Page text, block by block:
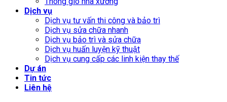
Dịch vụ
Dịch vụ tư vấn thi công và bảo trì
Dịch vụ sửa chữa nhanh
Dịch vụ bảo trì và sửa chữa
Dịch vụ huấn luyện kỹ thuật
Dịch vụ cung cấp các linh kiện thay thế
Dự án
Tin tức
Liên hệ